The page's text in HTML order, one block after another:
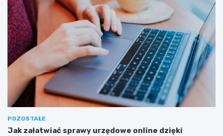
POZOSTAŁE
Jak załatwiać sprawy urzędowe online dzięki